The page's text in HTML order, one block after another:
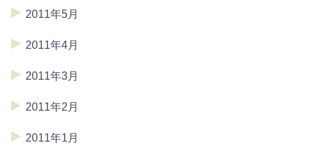
2011年5月
2011年4月
2011年3月
2011年2月
2011年1月